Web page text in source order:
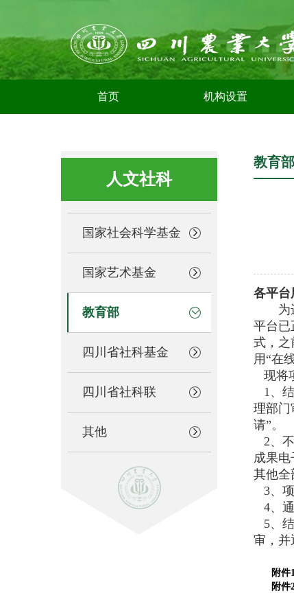
首页 机构设置
人文社科
国家社会科学基金
国家艺术基金
教育部
四川省社科基金
四川省社科联
其他
教育
各平台
为进
平台已
式，之
用“在
现将
1 、
理部门
请”。
2、
成果
其他全
3、
4、
5、
审，并
附件
附件